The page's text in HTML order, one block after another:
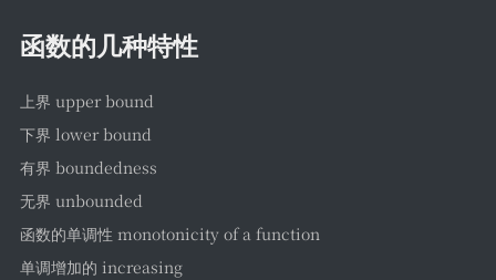
函数的几种特性
上界 upper bound
下界 lower bound
有界 boundedness
无界 unbounded
函数的单调性 monotonicity of a function
单调增加的 increasing